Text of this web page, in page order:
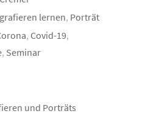
lernen, Porträt
, Covid-19,
, Seminar
und Porträts